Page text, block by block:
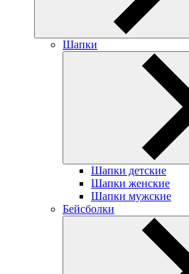
Шапки
Шапки детские
Шапки женские
Шапки мужские
Бейсболки